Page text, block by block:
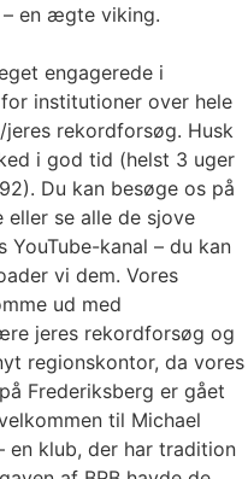
en ægte viking.
engagerede i
institutioner over hele
rekordforsøg. Husk
i god tid (helst 3 uger
Du kan besøge os på
eller se alle de sjove
kanal – du kan
vi dem. Vores
ud med
jeres rekordforsøg og
regionskontor, da vores
Frederiksberg er gået
til Michael
en klub, der har tradition